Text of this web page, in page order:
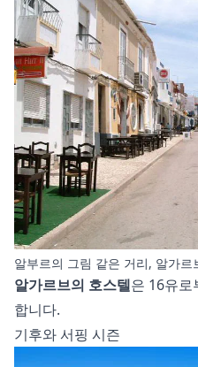
알부르의 그림 같은 거리, 알가르
알가르브의 호스텔은 16유로
합니다.
기후와 서핑 시즌